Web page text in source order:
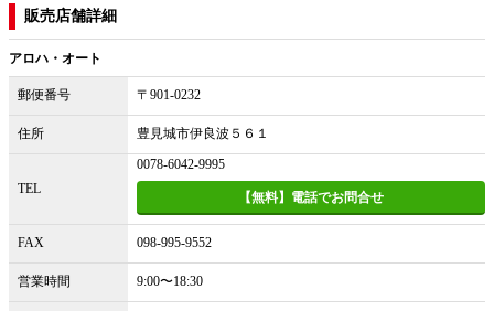
販売店舗詳細
アロハ・オート
郵便番号 〒901-0232
住所 豊見城市伊良波５６１
TEL
0078-6042-9995
【無料】電話でお問合せ
FAX 098-995-9552
営業時間 9:00〜18:30